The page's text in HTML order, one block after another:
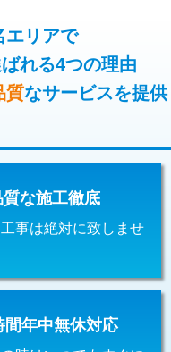
27,500円
38,500円
16,500円
11,000円
22,000円
33,000円
8,800円～
22,000円+材料費
13,200円+材料費
16,500円+材料費
エリアで
れる4つの理由
質なサービスを提供
質な施工徹底
事は絶対に致しませ
間年中無休対応